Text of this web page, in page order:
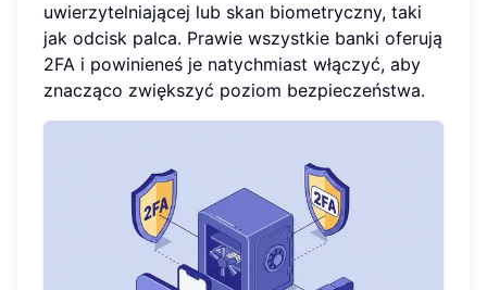
uwierzytelniającej lub skan biometryczny, taki
jak odcisk palca. Prawie wszystkie banki oferują
2FA i powinieneś je natychmiast włączyć, aby
znacząco zwiększyć poziom bezpieczeństwa.